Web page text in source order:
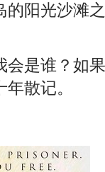
的阳光沙滩
是谁？如果
散记。